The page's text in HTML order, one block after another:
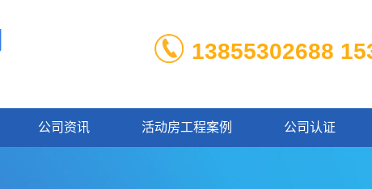
13855302688
公司资讯 活动房工程案例 公司认证